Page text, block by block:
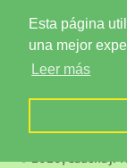
Esta página
una mejor
Leer más
Términos y
Políticas de
Políticas de
Dónde